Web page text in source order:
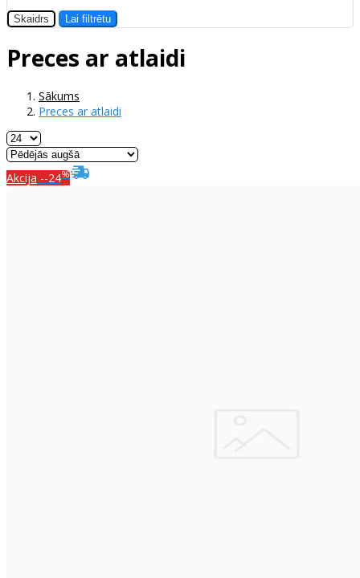
Skaidrs Lai filtrētu
Preces ar atlaidi
Sākums
Preces ar atlaidi
Akcija --24%